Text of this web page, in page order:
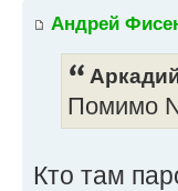
Андрей
Помимо
Кто там